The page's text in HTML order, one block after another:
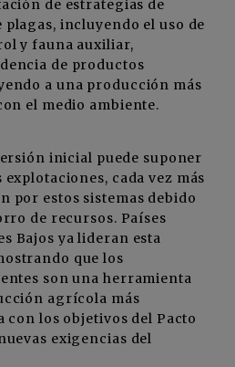
de estrategias de
incluyendo el uso de
y fauna auxiliar,
de productos
a una producción más
el medio ambiente.
inicial puede suponer
cada vez más
por estos sistemas debido
de recursos. Países
Bajos ya lideran esta
que los
son una herramienta
agrícola más
con los objetivos del Pacto
exigencias del